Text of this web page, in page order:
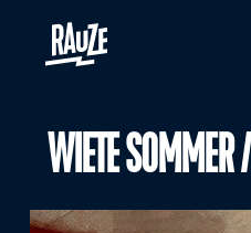
WIETE SOMMER